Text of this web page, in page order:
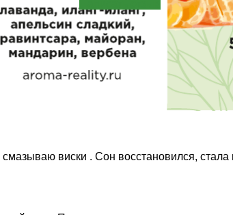
виски . Сон восстановился,